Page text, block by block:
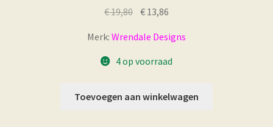
€19,80 Oorspronkelijke
was:
€ 19,80.
€ 13,86
is:
€ 13,86.
Merk: Wrendale Designs
4 op voorraad
Toevoegen aan winkelwagen